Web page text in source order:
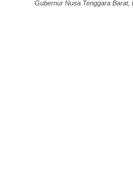
Gubernur Nusa Tenggara Barat,